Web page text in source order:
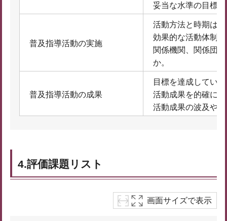
妥当な水準の目標
普及指導活動の実施
活動方法と時期は
効果的な活動体制
関係機関、関係団
か。
普及指導活動の成果
目標を達成してい
活動成果を的確に
活動成果の波及や
4.評価課題リスト
画面サイズで表示